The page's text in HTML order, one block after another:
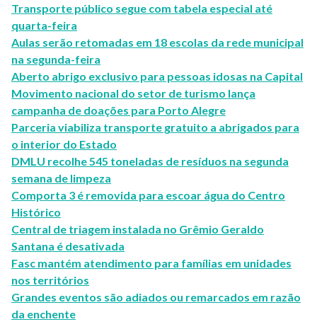
Transporte público segue com tabela especial até
quarta-feira
Aulas serão retomadas em 18 escolas da rede municipal
na segunda-feira
Aberto abrigo exclusivo para pessoas idosas na Capital
Movimento nacional do setor de turismo lança
campanha de doações para Porto Alegre
Parceria viabiliza transporte gratuito a abrigados para
o interior do Estado
DMLU recolhe 545 toneladas de resíduos na segunda
semana de limpeza
Comporta 3 é removida para escoar água do Centro
Histórico
Central de triagem instalada no Grêmio Geraldo
Santana é desativada
Fasc mantém atendimento para famílias em unidades
nos territórios
Grandes eventos são adiados ou remarcados em razão
da enchente